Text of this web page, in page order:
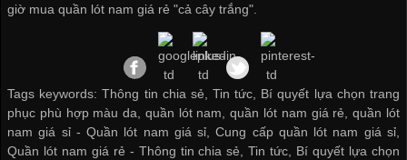
giờ mua quần lót nam giá rẻ "cả cây trắng".
Tags keywords: Thông tin chia sẻ, Tin tức, Bí quyết lựa chọn trang
phục phù hợp màu da, quần lót nam, quần lót nam giá rẻ, quần lót
nam giá sỉ -Quần lót nam giá sỉ ,Cung cấp quần lót nam giá sỉ,
Quần lót nam giá rẻ - Thông tin chia sẻ ,Tin tức
Bí quyết lựa chọn